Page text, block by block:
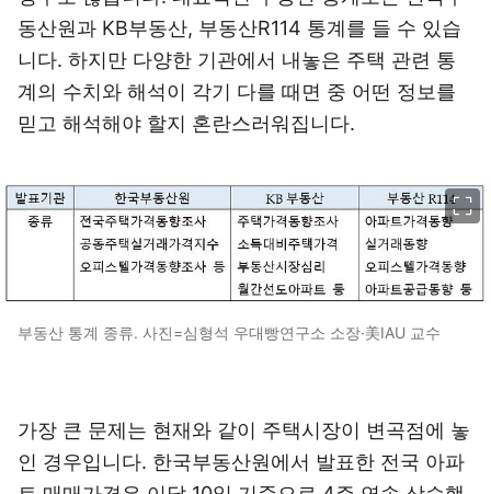
동산원과 KB부동산, 부동산R114 통계를 들 수 있습
니다. 하지만 다양한 기관에서 내놓은 주택 관련 통
계의 수치와 해석이 각기 다를 때면 중 어떤 정보를
믿고 해석해야 할지 혼란스러워집니다.
부동산 통계 종류. 사진=심형석 우대빵연구소 소장·美IAU 교수
가장 큰 문제는 현재와 같이 주택시장이 변곡점에 놓
인 경우입니다. 한국부동산원에서 발표한 전국 아파